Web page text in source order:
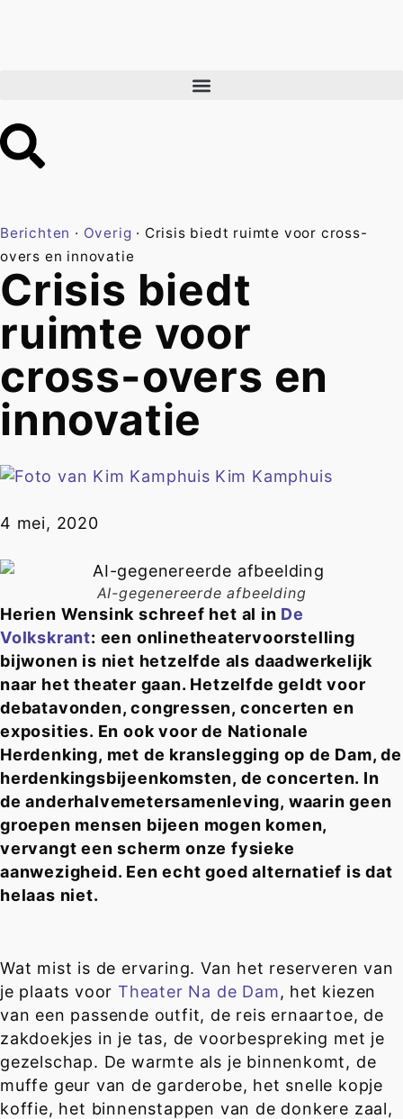
Berichten · Overig · Crisis biedt ruimte voor cross-
overs en innovatie
Crisis biedt
ruimte voor
cross-overs en
innovatie
Kim Kamphuis
4 mei, 2020
AI-gegenereerde afbeelding
Herien Wensink schreef het al in De
Volkskrant: een onlinetheatervoorstelling
bijwonen is niet hetzelfde als daadwerkelijk
naar het theater gaan. Hetzelfde geldt voor
debatavonden, congressen, concerten en
exposities. En ook voor de Nationale
Herdenking, met de kranslegging op de Dam, de
herdenkingsbijeenkomsten, de concerten. In
de anderhalvemetersamenleving, waarin geen
groepen mensen bijeen mogen komen,
vervangt een scherm onze fysieke
aanwezigheid. Een echt goed alternatief is dat
helaas niet.
Wat mist is de ervaring. Van het reserveren van
je plaats voorTheater Na de Dam, het kiezen
van een passende outfit, de reis ernaartoe, de
zakdoekjes in je tas, de voorbespreking met je
gezelschap. De warmte als je binnenkomt, de
muffe geur van de garderobe, het snelle kopje
koffie, het binnenstappen van de donkere zaal,